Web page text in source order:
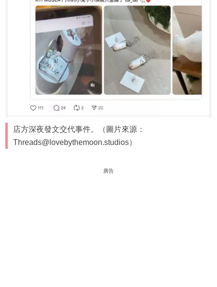
店方深夜發文交代事件。（圖片來源：
Threads@lovebythemoon.studios）
廣告